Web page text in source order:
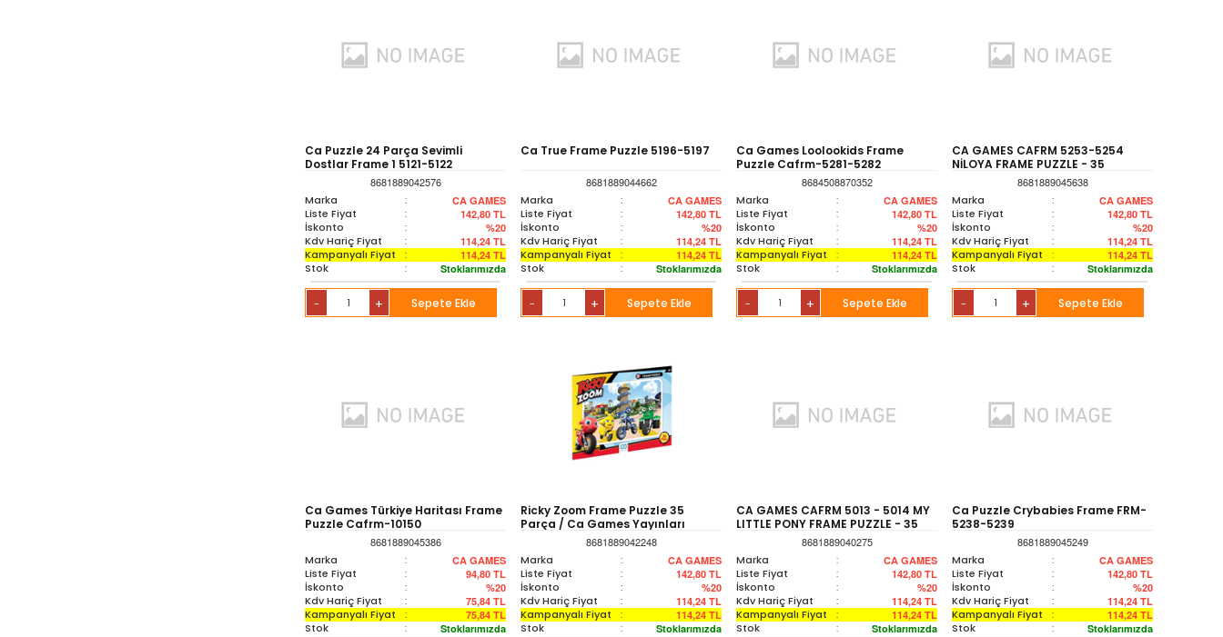
Ca Puzzle 24 Parça Sevimli
Dostlar Frame 1 5121-5122
8681889042576
Marka
: CA GAMES
Liste Fiyat : 142,80 TL
İskonto : %20
Kdv Hariç Fiyat : 114,24 TL
Kampanyalı Fiyat : 114,24 TL
Stok : Stoklarımızda
- + Sepete Ekle
Ca True Frame Puzzle 5196-5197
8681889044662
Marka
: CA GAMES
Liste Fiyat : 142,80 TL
İskonto : %20
Kdv Hariç Fiyat : 114,24 TL
Kampanyalı Fiyat : 114,24 TL
Stok : Stoklarımızda
- + Sepete Ekle
Ca Games Loolookids Frame
Puzzle Cafrm-5281-5282
8684508870352
Marka
: CA GAMES
Liste Fiyat : 142,80 TL
İskonto : %20
Kdv Hariç Fiyat : 114,24 TL
Kampanyalı Fiyat : 114,24 TL
Stok : Stoklarımızda
- + Sepete Ekle
CA GAMES CAFRM 5253-5254
NİLOYA FRAME PUZZLE - 35
8681889045638
Marka
: CA GAMES
Liste Fiyat : 142,80 TL
İskonto : %20
Kdv Hariç Fiyat : 114,24 TL
Kampanyalı Fiyat : 114,24 TL
Stok : Stoklarımızda
- + Sepete Ekle
Ca Games Türkiye Haritası Frame
Puzzle Cafrm-10150
8681889045386
Marka
: CA GAMES
Liste Fiyat : 94,80 TL
İskonto : %20
Kdv Hariç Fiyat : 75,84 TL
Kampanyalı Fiyat : 75,84 TL
Stok : Stoklarımızda
Ricky Zoom Frame Puzzle 35
Parça / Ca Games Yayınları
8681889042248
Marka
: CA GAMES
Liste Fiyat : 142,80 TL
İskonto : %20
Kdv Hariç Fiyat : 114,24 TL
Kampanyalı Fiyat : 114,24 TL
Stok : Stoklarımızda
CA GAMES CAFRM 5013 - 5014 MY
LITTLE PONY FRAME PUZZLE - 35
8681889040275
Marka
: CA GAMES
Liste Fiyat : 142,80 TL
İskonto : %20
Kdv Hariç Fiyat : 114,24 TL
Kampanyalı Fiyat : 114,24 TL
Stok : Stoklarımızda
Ca Puzzle Crybabies Frame FRM-
5238-5239
8681889045249
Marka
: CA GAMES
Liste Fiyat : 142,80 TL
İskonto : %20
Kdv Hariç Fiyat : 114,24 TL
Kampanyalı Fiyat : 114,24 TL
Stok : Stoklarımızda